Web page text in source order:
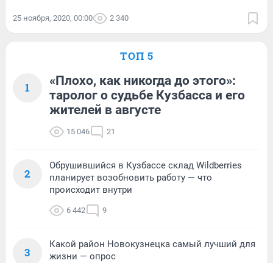
25 ноября, 2020, 00:00 2 340
ТОП 5
1
«Плохо, как никогда до этого»:
таролог о судьбе Кузбасса и его
жителей в августе
15 046 21
2
Обрушившийся в Кузбассе склад Wildberries
планирует возобновить работу — что
происходит внутри
6 442 9
3
Какой район Новокузнецка самый лучший для
жизни — опрос